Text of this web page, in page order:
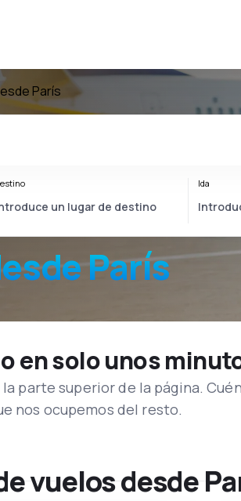
París
París
Ida
en solo unos
parte superior de la página.
nos ocupemos del resto.
vuelos desde